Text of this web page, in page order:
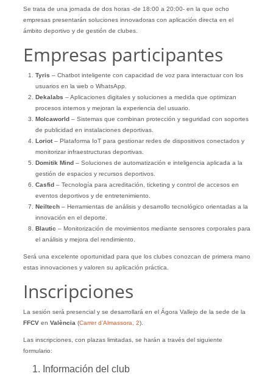
Se trata de una jornada de dos horas -de 18:00 a 20:00- en la que ocho
empresas presentarán soluciones innovadoras con aplicación directa en el
ámbito deportivo y de gestión de clubes.
Empresas participantes
Tyris – Chatbot inteligente con capacidad de voz para interactuar con los
usuarios en la web o WhatsApp.
Dekalabs – Aplicaciones digitales y soluciones a medida que optimizan
procesos internos y mejoran la experiencia del usuario.
Molcaworld– Sistemas que combinan protección y seguridad con soportes
de publicidad en instalaciones deportivas.
Loriot– Plataforma IoT para gestionar redes de dispositivos conectados y
monitorizar infraestructuras deportivas.
Domitik Mind– Soluciones de automatización e inteligencia aplicada a la
gestión de espacios y recursos deportivos.
Casfid– Tecnología para acreditación, ticketing y control de accesos en
eventos deportivos y de entretenimiento.
Neiltech– Herramientas de análisis y desarrollo tecnológico orientadas a la
innovación en el deporte.
Blautic – Monitorización de movimientos mediante sensores corporales para
el análisis y mejora del rendimiento.
Será una excelente oportunidad para que los clubes conozcan de primera mano
estas innovaciones y valoren su aplicación práctica.
Inscripciones
La sesión será presencial y se desarrollará en el Ágora Vallejo de la sede de la
FFCVen València (Carrer d’Almassora, 2).
Las inscripciones, con plazas limitadas, se harán a través del siguiente
formulario:
1. Información del club